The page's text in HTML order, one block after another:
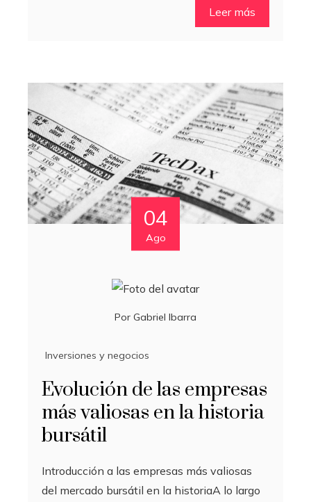
Leer más
04
Ago
Por Gabriel Ibarra
Inversiones y negocios
Evolución de las empresas
más valiosas en la historia
bursátil
Introducción a las empresas más valiosas
del mercado bursátil en la historiaA lo largo